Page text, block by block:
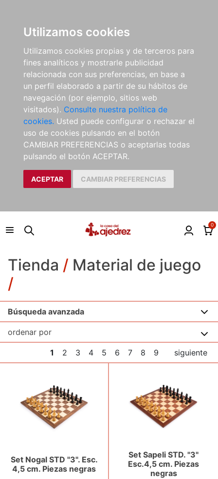
Utilizamos cookies
Utilizamos cookies propias y de terceros para
fines analíticos y mostrarle publicidad
relacionada con sus preferencias, en base a
un perfil elaborado a partir de su hábitos de
navegación (por ejemplo, sitios web
visitados). Consulte nuestra política de
cookies. Usted puede configurar o rechazar el
uso de cookies pulsando en el botón
CAMBIAR PREFERENCIAS o aceptarlas todas
pulsando el botón ACEPTAR.
ACEPTAR CAMBIAR PREFERENCIAS
0
Tienda / Material de juego
/
Búsqueda avanzada
1 2 3 4 5 6 7 8 9 siguiente
Set Nogal STD "3". Esc.
4,5 cm. Piezas negras
Set Sapeli STD. "3"
Esc.4,5 cm. Piezas
negras